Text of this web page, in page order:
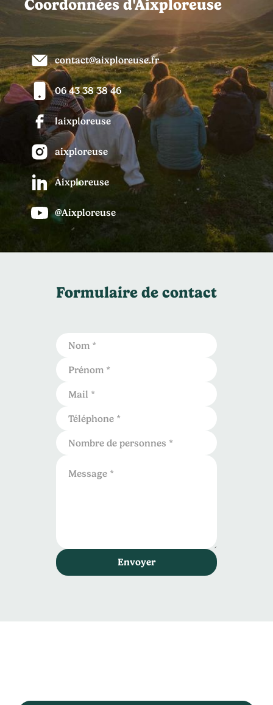
Coordonnées d'Aixploreuse
contact@aixploreuse.fr
06 43 38 38 46
laixploreuse
aixploreuse
Aixploreuse
@Aixploreuse
Formulaire de contact